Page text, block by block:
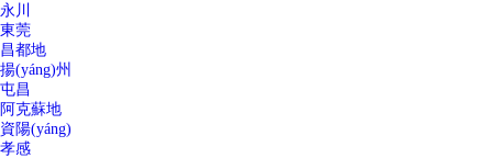
永川
東莞
昌都地
揚(yáng)州
屯昌
阿克蘇地
資陽(yáng)
孝感